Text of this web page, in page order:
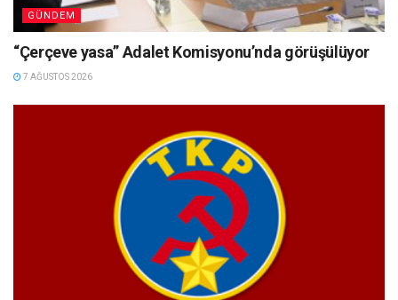
GÜNDEM
“Çerçeve yasa” Adalet Komisyonu’nda görüşülüyor
7 AĞUSTOS 2026